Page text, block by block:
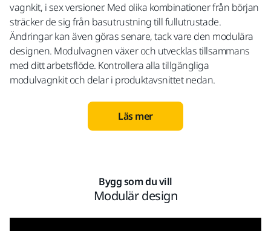
vagnkit, i sex versioner. Med olika kombinationer från början
sträcker de sig från basutrustning till fullutrustade.
Ändringar kan även göras senare, tack vare den modulära
designen. Modulvagnen växer och utvecklas tillsammans
med ditt arbetsflöde. Kontrollera alla tillgängliga
modulvagnkit och delar i produktavsnittet nedan.
Läs mer
Bygg som du vill
Modulär design